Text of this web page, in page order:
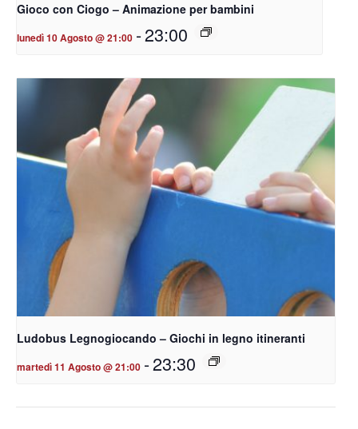
Gioco con Ciogo – Animazione per bambini
lunedì 10 Agosto @ 21:00 -23:00
Ludobus Legnogiocando – Giochi in legno itineranti
martedì 11 Agosto @ 21:00 -23:30